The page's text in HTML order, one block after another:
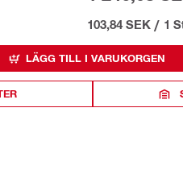
103,84 SEK / 1
LÄGG TILL I VARUKORGEN